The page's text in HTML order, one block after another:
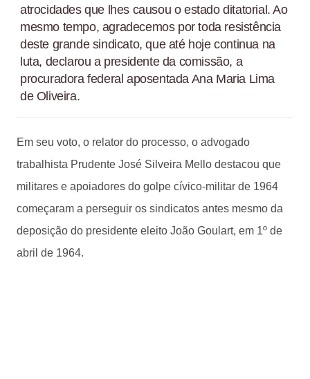
atrocidades que lhes causou o estado ditatorial. Ao
mesmo tempo, agradecemos por toda resistência
deste grande sindicato, que até hoje continua na
luta, declarou a presidente da comissão, a
procuradora federal aposentada Ana Maria Lima
de Oliveira.
Em seu voto, o relator do processo, o advogado
trabalhista Prudente José Silveira Mello destacou que
militares e apoiadores do golpe cívico-militar de 1964
começaram a perseguir os sindicatos antes mesmo da
deposição do presidente eleito João Goulart, em 1º de
abril de 1964.